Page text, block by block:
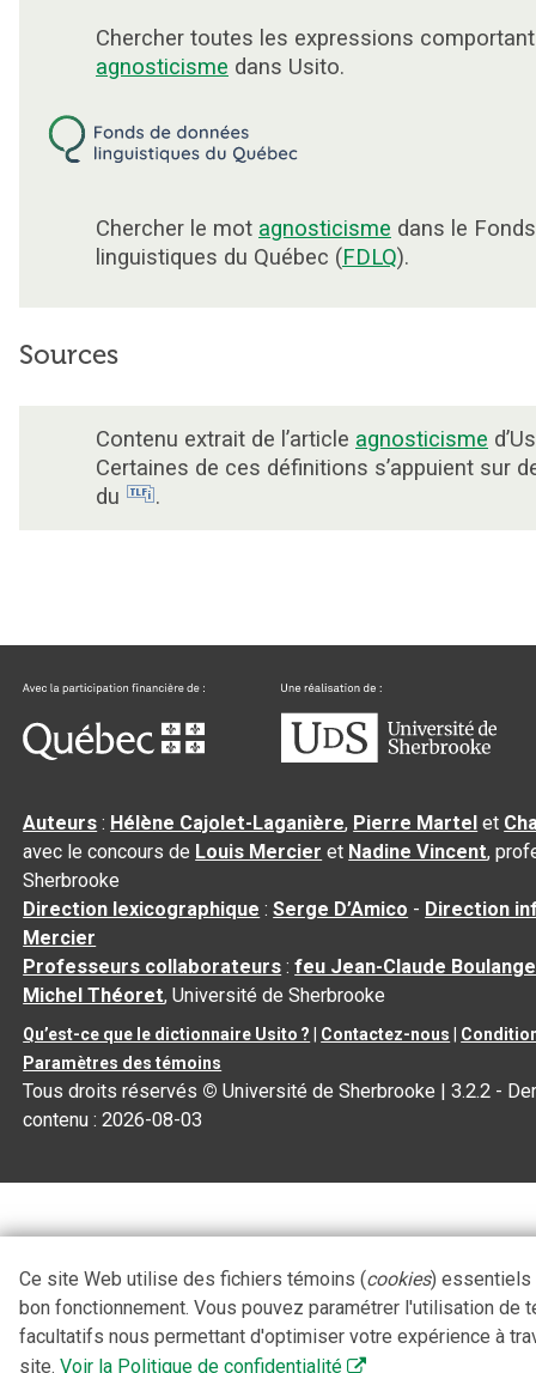
Chercher toutes les expressions
agnosticisme dans Usito.
Chercher le mot agnosticisme dans le
linguistiques du Québec (FDLQ).
Sources
Contenu extrait de l’article agnosticisme
Certaines de ces définitions s’appuient sur
du
.
Auteurs : Hélène Cajolet-Laganière, Pierre Martel et
avec le concours de Louis Mercier et Nadine Vincent,
Sherbrooke
Direction lexicographique :Serge D’Amico - Direction
Mercier
Professeurs collaborateurs :feu Jean-Claude
Michel Théoret, Université de Sherbrooke
Qu’est-ce que le dictionnaire Usito ? Contactez-nous
Paramètres des témoins
Tous droits réservés © Université de Sherbrooke |3.2.2 -
contenu :2026-08-03
Ce site Web utilise des fichiers témoins (cookies) essentiels
bon fonctionnement. Vous pouvez paramétrer l'utilisation de
facultatifs nous permettant d'optimiser votre expérience à
site. Voir la Politique de confidentialité